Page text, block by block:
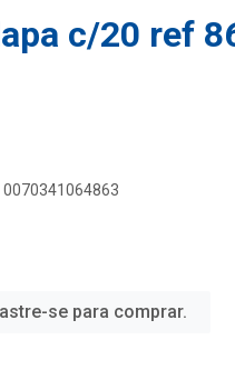
c/20 ref
0070341064863
se para comprar.